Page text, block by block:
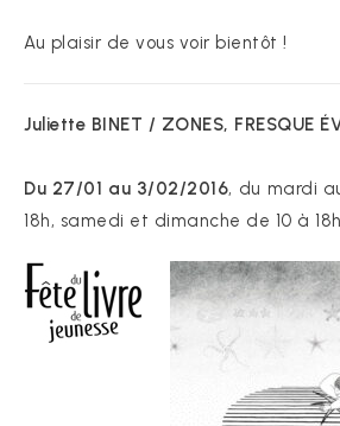
Au plaisir de vous voir bientôt !
Juliette BINET / ZONES, FRESQUE
Du 27/01 au 3/02/2016, du mardi
18h, samedi et dimanche de 10 à 18h